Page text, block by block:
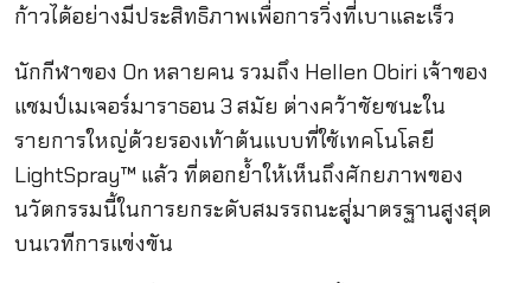
ก้าวได้อย่างมีประสิทธิภาพเพื่อการวิ่งที่เบาและเร็ว
นักกีฬาของ On หลายคน รวมถึง Hellen Obiri เจ้าของ
แชมป์เมเจอร์มาราธอน 3 สมัย ต่างคว้าชัยชนะใน
รายการใหญ่ด้วยรองเท้าต้นแบบที่ใช้เทคโนโลยี
LightSpray™ แล้ว ที่ตอกย้ำให้เห็นถึงศักยภาพของ
นวัตกรรมนี้ในการยกระดับสมรรถนะสู่มาตรฐานสูงสุด
บนเวทีการแข่งขัน